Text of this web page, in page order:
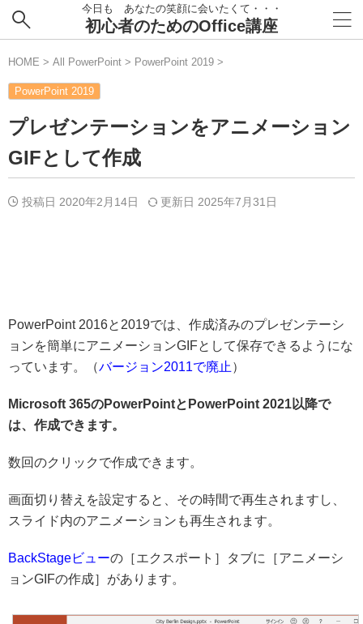
今日も あなたの笑顔に会いたくて・・・
初心者のためのOffice講座
HOME > All PowerPoint > PowerPoint 2019 >
PowerPoint 2019
プレゼンテーションをアニメーション
GIFとして作成
投稿日 2020年2月14日 更新日 2025年7月31日
PowerPoint 2016と2019では、作成済みのプレゼンテーシ
ョンを簡単にアニメーションGIFとして保存できるようにな
っています。（バージョン2011で廃止 ）
Microsoft 365のPowerPointとPowerPoint 2021以降で
は、作成できます。
数回のクリックで作成できます。
画面切り替えを設定すると、その時間で再生されますし、
スライド内のアニメーションも再生されます。
BackStageビューの［エクスポート］タブに［アニメーシ
ョンGIFの作成］があります。